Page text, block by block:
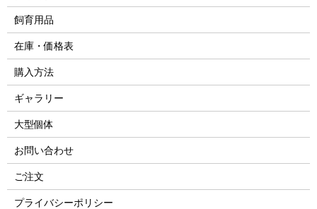
飼育用品
在庫・価格表
購入方法
ギャラリー
大型個体
お問い合わせ
ご注文
プライバシーポリシー